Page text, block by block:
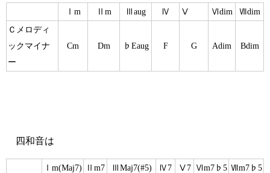
Ⅰm Ⅱm Ⅲaug Ⅳ Ⅴ Ⅵdim
Ⅶdim
Ｃメロディ
ックマイナ
ー
Cm Dm ♭Eaug F G Adim Bdim
四和音は
Ⅰm(Maj7) Ⅱm7 ⅢMaj7(#5) Ⅳ7 Ⅴ7 Ⅵm7♭5 Ⅶm7♭5